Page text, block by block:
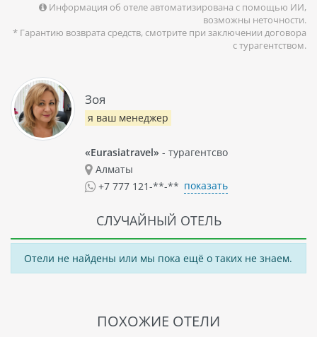
Информация об отеле автоматизирована с помощью ИИ,
возможны неточности.
* Гарантию возврата средств, смотрите при заключении договора
с турагентством.
Зоя
я ваш менеджер
«Eurasiatravel» - турагентсво
Алматы
+7 777 121-**-** показать
СЛУЧАЙНЫЙ ОТЕЛЬ
Отели не найдены или мы пока ещё о таких не знаем.
ПОХОЖИЕ ОТЕЛИ